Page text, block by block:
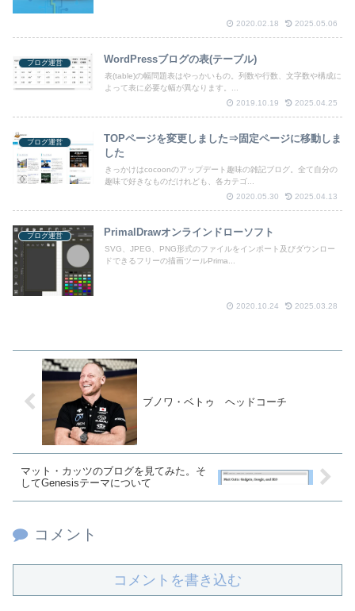
2020.02.18 2025.05.06
ブログ運営 WordPressブログの表(テーブル)
表(table)の幅問題表はやっかいもの。列数や行数、文字数や構成に
よって表に必要な幅が異なります。...
2019.10.19
2025.04.25
ブログ運営
TOPページを変更しました⇒固定ページに移動しま
した
きっかけはcocoonのアップデート趣味の雑記ブログ。全て自分の
趣味で好きなものだけれども、各カテゴ...
2020.05.30
2025.04.13
ブログ運営 PrimalDrawオンラインドローソフト
SVG、JPEG、PNG形式のファイルをインポート及びダウンロー
ドできるフリーの描画ツールPrima...
2020.10.24 2025.03.28
ブノワ・ベトゥ ヘッドコーチ
マット・カッツのブログを見てみた。そ
してGenesisテーマについて
コメント
コメントを書き込む